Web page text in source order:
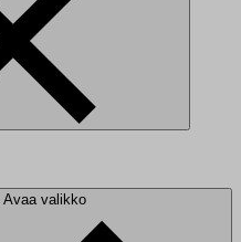
Avaa valikko